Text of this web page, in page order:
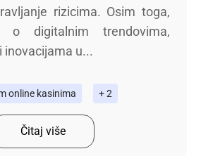
rizicima. Osim toga,
digitalnim trendovima,
u...
online kasinima + 2
Čitaj više